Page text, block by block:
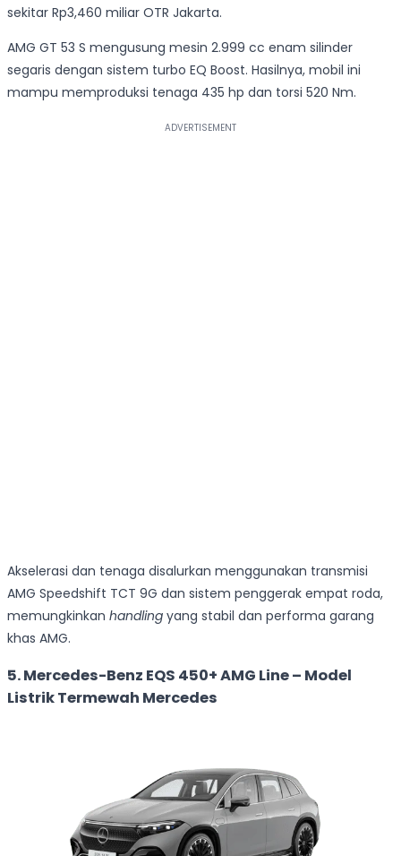
sekitar Rp3,460 miliar OTR Jakarta.
AMG GT 53 S mengusung mesin 2.999 cc enam silinder
segaris dengan sistem turbo EQ Boost. Hasilnya, mobil ini
mampu memproduksi tenaga 435 hp dan torsi 520 Nm.
Akselerasi dan tenaga disalurkan menggunakan transmisi
AMG Speedshift TCT 9G dan sistem penggerak empat roda,
memungkinkan handling yang stabil dan performa garang
khas AMG.
5. Mercedes-Benz EQS 450+ AMG Line – Model
Listrik Termewah Mercedes